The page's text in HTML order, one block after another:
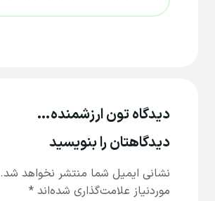
دیدگاه تون ارزشمنده…
دیدگاهتان را بنویسید
نشانی ایمیل شما منتشر نخواهد شد.
موردنیاز علامت‌گذاری شده‌اند *